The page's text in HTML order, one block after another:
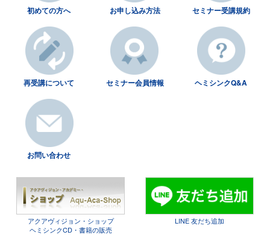
初めての方へ お申し込み方法 セミナー受講規約
再受講について セミナー会員情報 ヘミシンクQ&A
お問い合わせ
アクアヴィジョン・ショップ
ヘミシンクCD・書籍の販売
LINE 友だち追加